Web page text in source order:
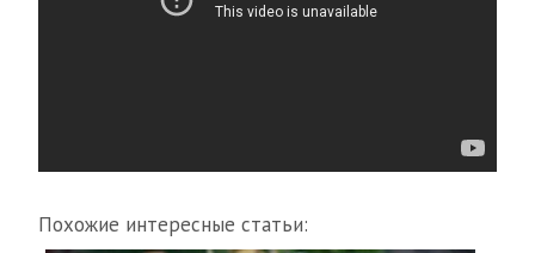
Похожие интересные статьи: